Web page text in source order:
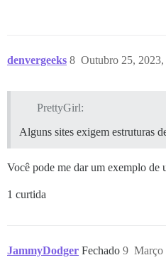
denvergeeks Outubro 25, 2023,
8
PrettyGirl:
Alguns sites exigem estruturas
Você pode me dar um exemplo de
1 curtida
JammyDodger Fechado Março
9